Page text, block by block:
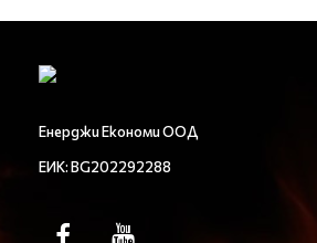
Енерджи Економи ООД
ЕИК: BG202292288